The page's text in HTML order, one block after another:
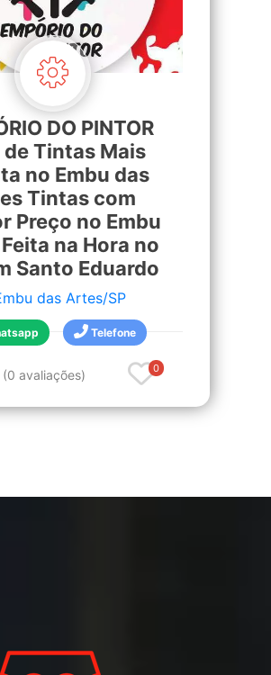
DO PINTOR
de Tintas Mais
no Embu das
Tintas com
Preço no Embu
na Hora no
Santo Eduardo
das Artes/SP
Telefone
(0 avaliações) 0